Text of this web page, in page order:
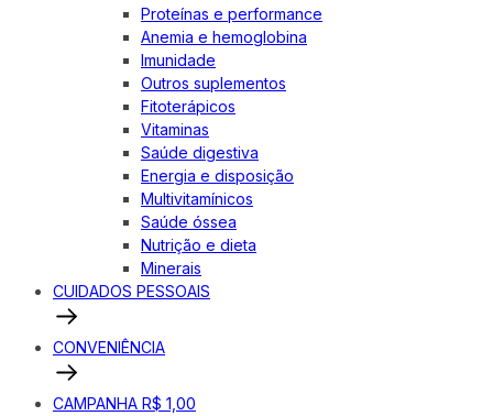
Proteínas e performance
Anemia e hemoglobina
Imunidade
Outros suplementos
Fitoterápicos
Vitaminas
Saúde digestiva
Energia e disposição
Multivitamínicos
Saúde óssea
Nutrição e dieta
Minerais
CUIDADOS PESSOAIS
CONVENIÊNCIA
CAMPANHA R$ 1,00